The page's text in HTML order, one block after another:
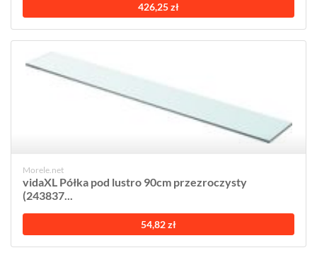
426,25 zł
Morele.net
vidaXL Półka pod lustro 90cm przezroczysty
(243837...
54,82 zł